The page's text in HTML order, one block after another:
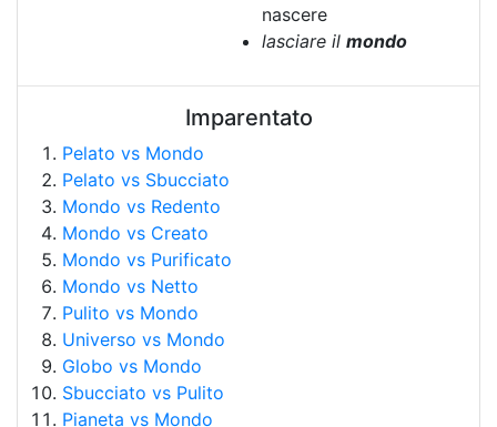
nascere
lasciare il mondo
Imparentato
Pelato vs Mondo
Pelato vs Sbucciato
Mondo vs Redento
Mondo vs Creato
Mondo vs Purificato
Mondo vs Netto
Pulito vs Mondo
Universo vs Mondo
Globo vs Mondo
Sbucciato vs Pulito
Pianeta vs Mondo